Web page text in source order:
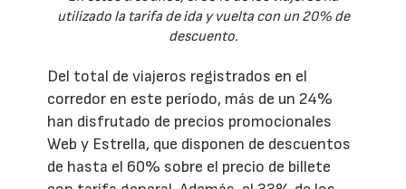
utilizado la tarifa de ida y vuelta con un 20% de
descuento.
Del total de viajeros registrados en el
corredor en este período, más de un 24%
han disfrutado de precios promocionales
Web y Estrella, que disponen de descuentos
de hasta el 60% sobre el precio de billete